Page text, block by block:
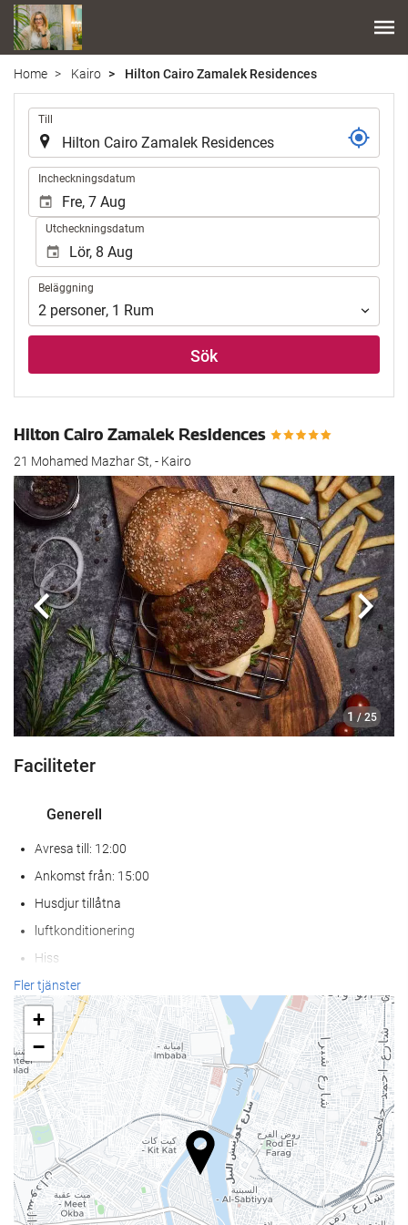
Home Kairo Hilton Cairo Zamalek Residences
Till
Incheckningsdatum
Utcheckningsdatum
Beläggning
Beläggning
2 personer, 1 Rum
Sök
Hilton Cairo Zamalek Residences
21 Mohamed Mazhar St, - Kairo
1 / 25
Föregående
Faciliteter
Generell
Avresa till: 12:00
Ankomst från: 15:00
Husdjur tillåtna
luftkonditionering
Hiss
Person med rörlighets svårigheter
Rökfria rum
Rökzon
Hälsa
Poolbar
Strandstolar eller solsängar
Solparasoll
Spa
Fler tjänster
+
−